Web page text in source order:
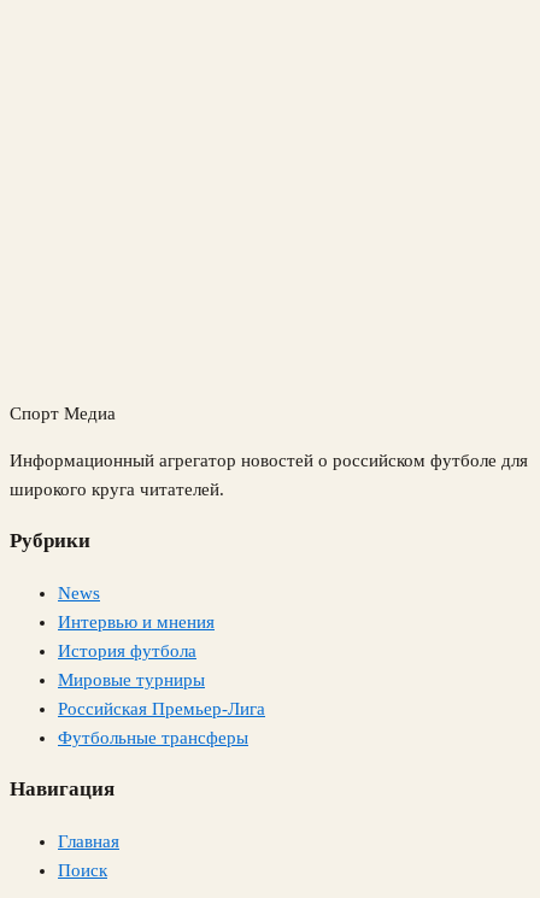
Спорт Медиа
Информационный агрегатор новостей о российском футболе для
широкого круга читателей.
Рубрики
News
Интервью и мнения
История футбола
Мировые турниры
Российская Премьер-Лига
Футбольные трансферы
Навигация
Главная
Поиск